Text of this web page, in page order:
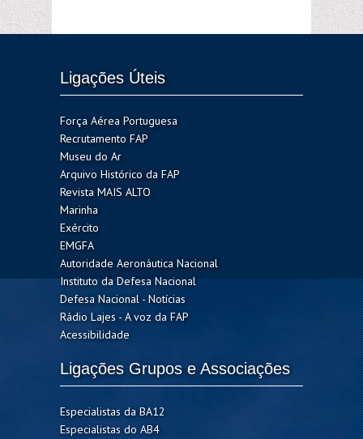
Ligações Úteis
Força Aérea Portuguesa
Recrutamento FAP
Museu do Ar
Arquivo Histórico da FAP
Revista MAIS ALTO
Marinha
Exército
EMGFA
Autoridade Aeronáutica Nacional
Instituto da Defesa Nacional
Defesa Nacional - Notícias
Rádio Lajes - A voz da FAP
Acessibilidade
Ligações Grupos e Associações
Especialistas da BA12
Especialistas do AB4